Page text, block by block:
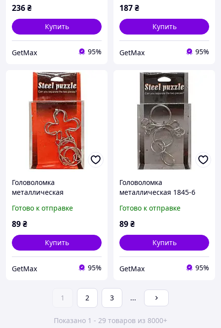
236₴
Купить
GetMax 95%
187₴
Купить
GetMax 95%
Головоломка
металлическая
детей и взрослых
Готово к отправке
89₴
Купить
GetMax 95%
Головоломка
металлическая 1845-6
мышление
Готово к отправке
89₴
Купить
GetMax 95%
1 2 3 ...
Показано 1 - 29 товаров из 8000+